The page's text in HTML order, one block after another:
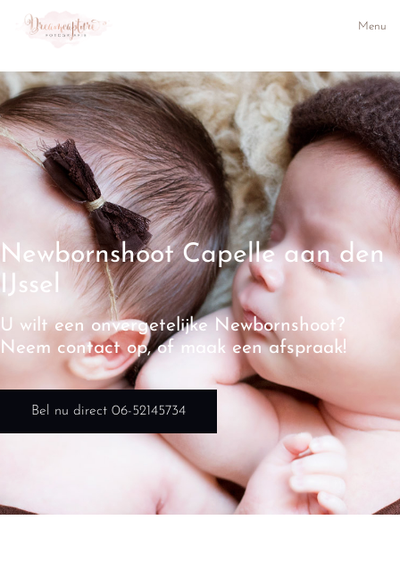
Menu
Newbornshoot Capelle aan den
IJssel
U wilt een onvergetelijke Newbornshoot?
Neem contact op, of maak een afspraak!
Bel nu direct 06-52145734